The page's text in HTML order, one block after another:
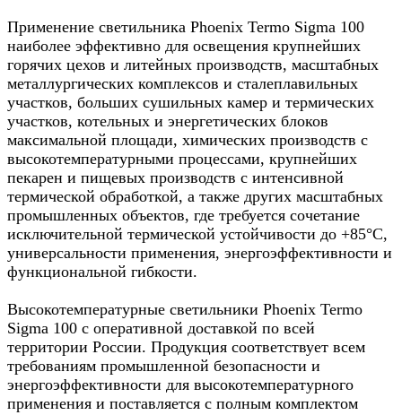
Применение светильника Phoenix Termo Sigma 100
наиболее эффективно для освещения крупнейших
горячих цехов и литейных производств, масштабных
металлургических комплексов и сталеплавильных
участков, больших сушильных камер и термических
участков, котельных и энергетических блоков
максимальной площади, химических производств с
высокотемпературными процессами, крупнейших
пекарен и пищевых производств с интенсивной
термической обработкой, а также других масштабных
промышленных объектов, где требуется сочетание
исключительной термической устойчивости до +85°C,
универсальности применения, энергоэффективности и
функциональной гибкости.
Высокотемпературные светильники Phoenix Termo
Sigma 100 с оперативной доставкой по всей
территории России. Продукция соответствует всем
требованиям промышленной безопасности и
энергоэффективности для высокотемпературного
применения и поставляется с полным комплектом